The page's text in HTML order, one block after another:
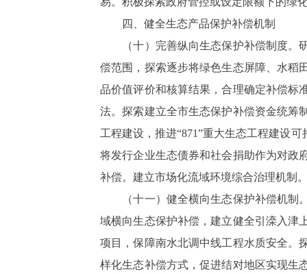
四、健全生态产品保护补偿机制
（十）完善纵向生态保护补偿制度。研
偿范围，探索逐步将绿色生态屏障、水稻
品价值评价和核算结果，合理确定补偿标
法。探索建立全市生态保护补偿资金统筹
工程建设，推进“871”重大生态工程建设
将发行企业生态债券和社会捐助作为对政
补偿。建立市场化流域环境综合治理机制
（十一）健全横向生态保护补偿机制。
域横向生态保护补偿，建立健全引滦入津
项目，保障南水北调中线工程水质安全。
样化生态补偿方式，促进结对地区实现生